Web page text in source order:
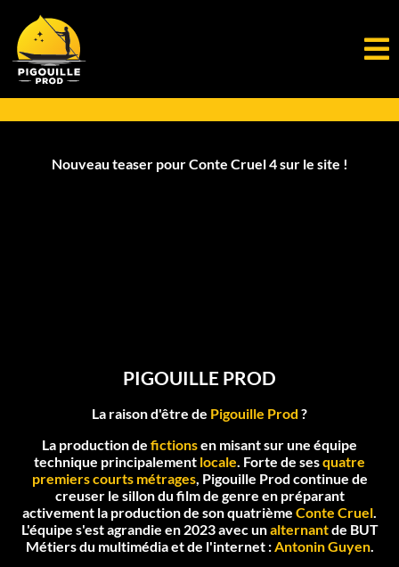
Nouveau teaser pour Conte Cruel 4 sur le site !
PIGOUILLE PROD
La raison d'être de Pigouille Prod ?
La production de fictionsen misant sur une équipe
technique principalement locale . Forte de sesquatre
premiers courts métrages, Pigouille Prod continue de
creuser le sillon du film de genre en préparant
activement la production de son quatrième Conte Cruel
L'équipe s'est agrandie en 2023 avec unalternantde BUT
Métiers du multimédia et de l'internet : Antonin Guyen.